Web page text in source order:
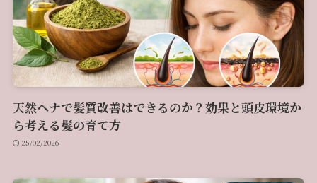
天然ヘナで髪質改善はできるのか？効果と頭皮環境か
ら考える髪の育て方
25/02/2026